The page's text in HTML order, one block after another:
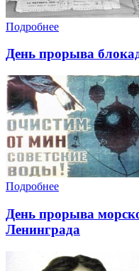
Подробнее
День прорыва
Подробнее
День прорыва
Ленинграда